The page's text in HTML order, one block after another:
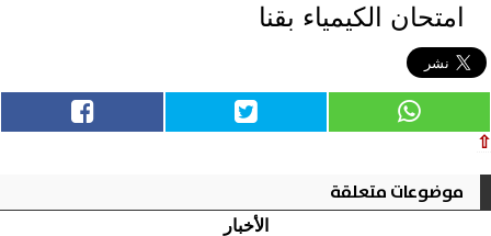
امتحان الكيمياء بقنا
⇧
موضوعات متعلقة
الأخبار